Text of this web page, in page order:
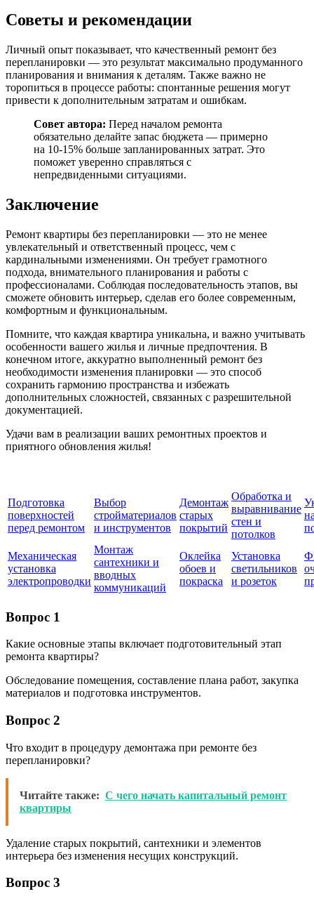
Советы и рекомендации
Личный опыт показывает, что качественный ремонт без
перепланировки — это результат максимально продуманного
планирования и внимания к деталям. Также важно не
торопиться в процессе работы: спонтанные решения могут
привести к дополнительным затратам и ошибкам.
Совет автора: Перед началом ремонта
обязательно делайте запас бюджета — примерно
на 10-15% больше запланированных затрат. Это
поможет уверенно справляться с
непредвиденными ситуациями.
Заключение
Ремонт квартиры без перепланировки — это не менее
увлекательный и ответственный процесс, чем с
кардинальными изменениями. Он требует грамотного
подхода, внимательного планирования и работы с
профессионалами. Соблюдая последовательность этапов, вы
сможете обновить интерьер, сделав его более современным,
комфортным и функциональным.
Помните, что каждая квартира уникальна, и важно учитывать
особенности вашего жилья и личные предпочтения. В
конечном итоге, аккуратно выполненный ремонт без
необходимости изменения планировки — это способ
сохранить гармонию пространства и избежать
дополнительных сложностей, связанных с разрешительной
документацией.
Удачи вам в реализации ваших ремонтных проектов и
приятного обновления жилья!
Подготовка
поверхностей
перед ремонтом
Выбор
стройматериалов
и инструментов
Демонтаж
старых
покрытий
Обработка и
выравнивание
стен и
потолков
Механическая
установка
электропроводки
Монтаж
сантехники и
вводных
коммуникаций
Оклейка
обоев и
покраска
Установка
светильников
и розеток
Вопрос 1
Какие основные этапы включает подготовительный этап
ремонта квартиры?
Обследование помещения, составление плана работ, закупка
материалов и подготовка инструментов.
Вопрос 2
Что входит в процедуру демонтажа при ремонте без
перепланировки?
Читайте также: С чего начать капитальный ремонт
квартиры
Удаление старых покрытий, сантехники и элементов
интерьера без изменения несущих конструкций.
Вопрос 3